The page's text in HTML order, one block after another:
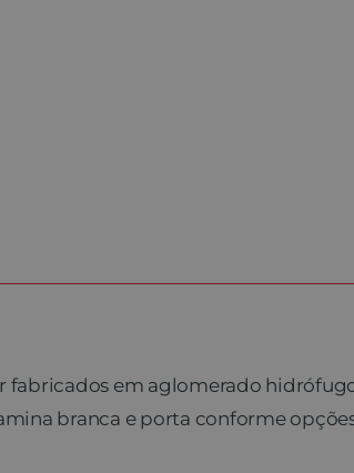
fabricados em aglomerado
branca e porta conforme